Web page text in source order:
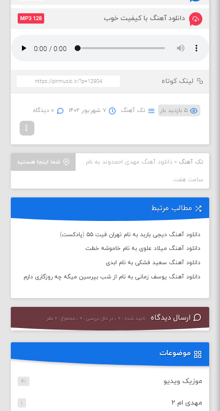
دانلود آهنگ با کیفیت خوب MP3 128
لینک کوتاه
۵ بازدید بار تک آهنگ ۷ شهریور ۱۴۰۲ ۰ دیدگاه
شما اینجا هستید تک آهنگ »دانلود آهنگ مهدی احمدوند به نام
ساعت هفت
مطالب مرتبط
دانلود آهنگ دیجی باربد به نام تهران فیت ۵۵ (پادکست)
دانلود آهنگ میلاد علوی به نام خاموشه خطت
دانلود آهنگ سعید فشکی به نام ابدی
دانلود آهنگ یوسف زمانی به نام از شب بپرسین میگه چه روزگاری دارم
ارسال دیدگاه تایید شده : ۰ ، در حال بررسی : ۰ ، مجموع : ۰ نظر
موضوعات
موزیک ویدیو ۴۱
مهدی ام ۲ ۱